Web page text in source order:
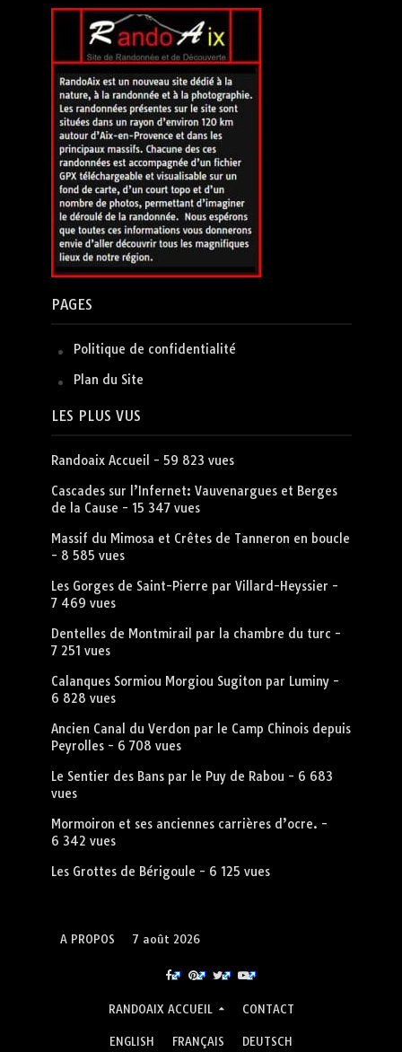
PAGES
Politique de confidentialité
Plan du Site
LES PLUS VUS
Randoaix Accueil - 59 823 vues
Cascades sur l’Infernet: Vauvenargues et Berges
de la Cause - 15 347 vues
Massif du Mimosa et Crêtes de Tanneron en boucle
- 8 585 vues
Les Gorges de Saint-Pierre par Villard-Heyssier -
7 469 vues
Dentelles de Montmirail par la chambre du turc -
7 251 vues
Calanques Sormiou Morgiou Sugiton par Luminy-
6 828 vues
Ancien Canal du Verdon par le Camp Chinois depuis
Peyrolles- 6 708 vues
Le Sentier des Bans par le Puy de Rabou - 6 683
vues
Mormoiron et ses anciennes carrières d’ocre. -
6 342 vues
Les Grottes de Bérigoule - 6 125 vues
A PROPOS 7 août 2026
RANDOAIX ACCUEIL CONTACT
ENGLISH FRANÇAIS DEUTSCH